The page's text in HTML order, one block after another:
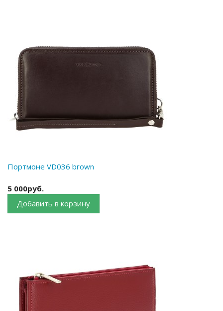
Портмоне VD036 brown
5 000руб.
Добавить в корзину